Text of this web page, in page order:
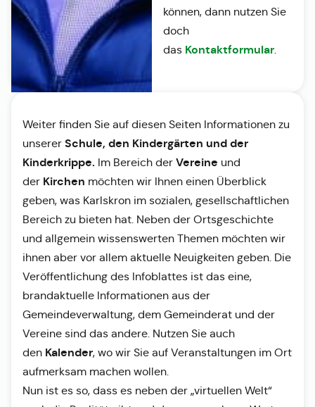
können, dann nutzen Sie
doch
das Kontaktformular.
Weiter finden Sie auf diesen Seiten Informationen zu
unserer Schule, den Kindergärten und der
Kinderkrippe. Im Bereich der Vereine und
der Kirchen möchten wir Ihnen einen Überblick
geben, was Karlskron im sozialen, gesellschaftlichen
Bereich zu bieten hat. Neben der Ortsgeschichte
und allgemein wissenswerten Themen möchten wir
ihnen aber vor allem aktuelle Neuigkeiten geben. Die
Veröffentlichung des Infoblattes ist das eine,
brandaktuelle Informationen aus der
Gemeindeverwaltung, dem Gemeinderat und der
Vereine sind das andere. Nutzen Sie auch
den Kalender, wo wir Sie auf Veranstaltungen im Ort
aufmerksam machen wollen.
Nun ist es so, dass es neben der „virtuellen Welt“